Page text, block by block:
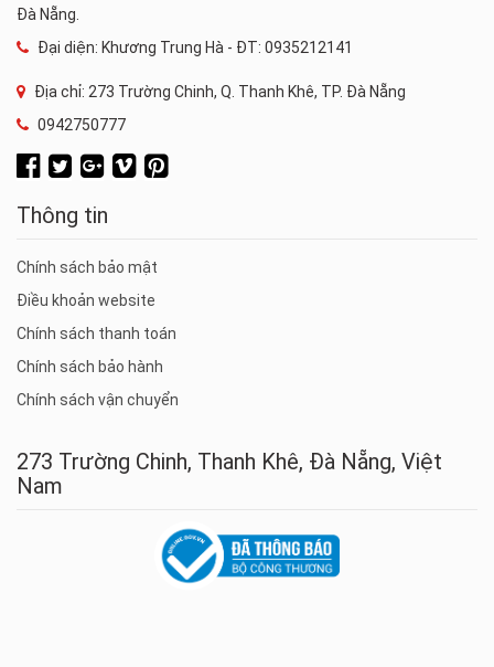
Đà Nẵng.
Đại diện: Khương Trung Hà - ĐT: 0935212141
Địa chỉ: 273 Trường Chinh, Q. Thanh Khê, TP. Đà Nẵng
0942750777
Thông tin
Chính sách bảo mật
Điều khoản website
Chính sách thanh toán
Chính sách bảo hành
Chính sách vận chuyển
273 Trường Chinh, Thanh Khê, Đà Nẵng, Việt
Nam